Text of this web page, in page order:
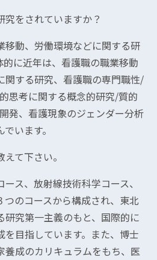
をされていますか？
移動、労働環境などに関する研
に近年は、看護職の職業移動
関する研究、看護職の専門職性/
思考に関する概念的研究/質的
発、看護現象のジェンダー分析
います。
て下さい。
ス、放射線技術科学コース、
のコースから構成され、東北
研究第一主義のもと、国際的に
を目指しています。また、博士
養成のカリキュラムをもち、医